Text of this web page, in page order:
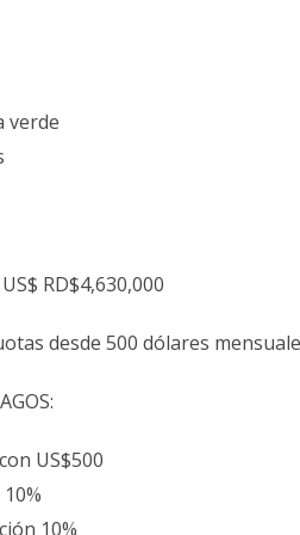
verde
RD$4,630,000
desde 500 dólares
US$500
10%